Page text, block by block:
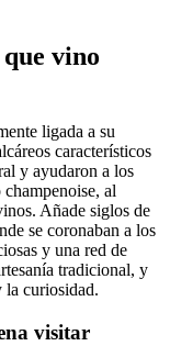
vino
ligada a su
característicos
y ayudaron a los
al
Añade siglos de
se coronaban a los
y una red de
tradicional, y
la curiosidad.
visitar